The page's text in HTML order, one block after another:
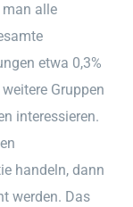
alle
etwa 0,3%
Gruppen
interessieren.
handeln, dann
werden. Das